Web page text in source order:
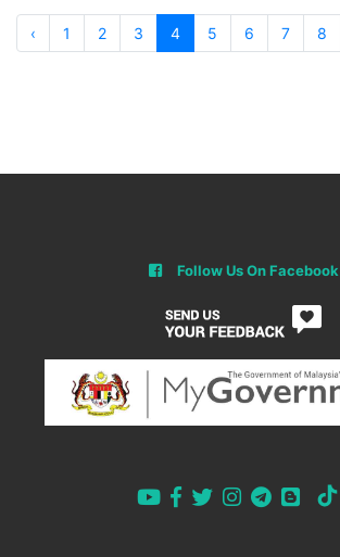
‹ 1 2 3 4 5 6 7 8
Follow Us On Facebook